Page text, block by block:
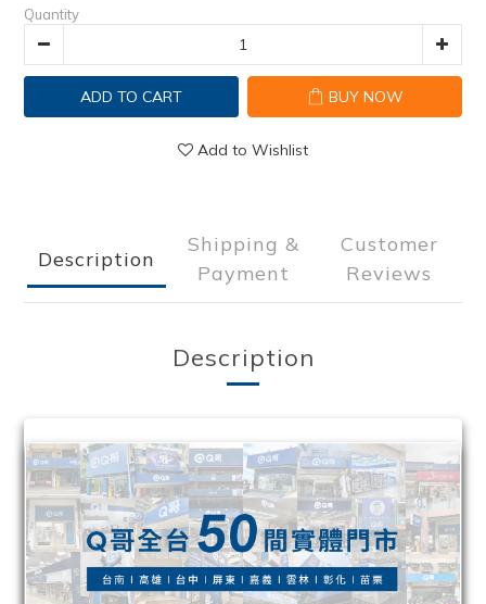
Quantity
ADD TO CART BUY NOW
Add to Wishlist
Description
Shipping &
Payment
Customer
Reviews
Description